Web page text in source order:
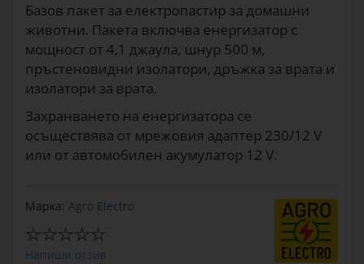
Базов пакет за електропастир за домашни
животни. Пакета включва енергизатор с
мощност от 4,1 джаула, шнур 500 м,
пръстеновидни изолатори, дръжка за врата и
изолатори за врата.
Захранването на енергизатора се
осъществява от мрежовия адаптер 230/12 V
или от автомобилен акумулатор 12 V.
Марка: Agro Electro
Напиши отзив